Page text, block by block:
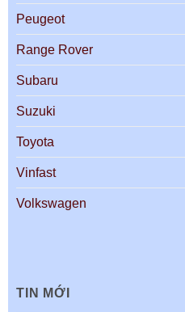
Peugeot
Range Rover
Subaru
Suzuki
Toyota
Vinfast
Volkswagen
TIN MỚI